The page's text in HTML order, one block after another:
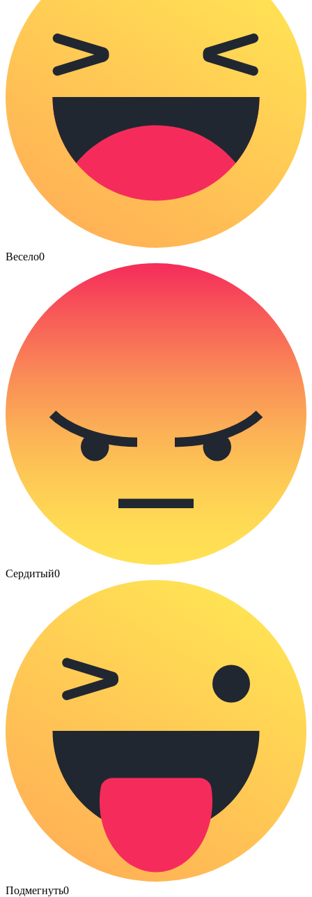
Весело0
Сердитый0
Подмегнуть0